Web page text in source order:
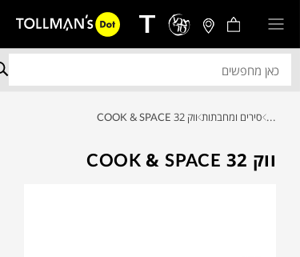
... סירים ומחבתות ווק 32 COOK & SPACE
ווק 32 COOK & SPACE